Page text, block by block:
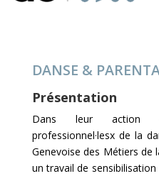
DANSE &
Présentation
Dans leur action
professionnel·lesx de la
Genevoise des Métiers de
un travail de